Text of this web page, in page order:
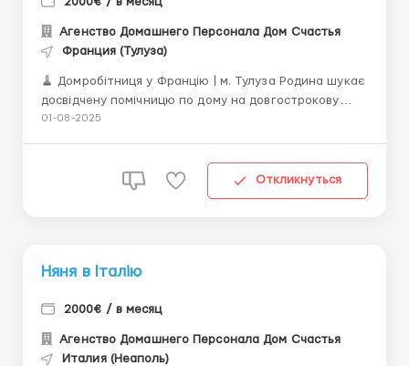
Агенство Домашнего Персонала Дом Счастья
Франция (Тулуза)
🧹 Домробітниця у Францію | м. Тулуза Родина шукає
досвідчену помічницю по дому на довгострокову
співпрацю. Основні обов’язки: - Щоденне
6/1 з проживанн...
01-08-2025
Откликнуться
Няня в Італію
2000€ / в месяц
Агенство Домашнего Персонала Дом Счастья
Италия (Неаполь)